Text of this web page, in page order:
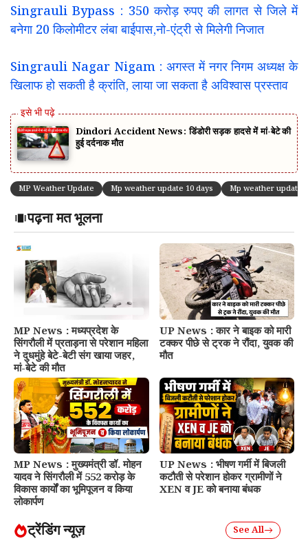
Singrauli Bypass : 350 करोड़ रुपए की लागत से जिले में
बनेगा 20 किलोमीटर लंबा बाईपास,नो-एंट्री से मिलेगी निजात
Singrauli Nagar Nigam : अगस्त में नगर निगम अध्यक्ष के
खिलाफ हो सकती है क्रांति, लाया जा सकता है अविश्वास प्रस्ताव
Dindori Accident News: डिंडोरी सड़क हादसे में मां-बेटे की
हुई दर्दनाक मौत
MP Weather Update Mp weather update 10 days Mp weather update
पढ़ना मत भूलना
MP News : मध्यप्रदेश के
सिंगरौली में प्रताड़ना से परेशान महिला
ने दुधमुंहे बेटे-बेटी संग खाया जहर,
मां-बेटे की मौत
UP News : कार ने बाइक को मारी
टक्कर पीछे से ट्रक ने रौंदा, युवक की
मौत
MP News : मुख्यमंत्री डॉ. मोहन
यादव ने सिंगरौली में 552 करोड़ के
विकास कार्यों का भूमिपूजन व किया
लोकार्पण
UP News : भीषण गर्मी में बिजली
कटौती से परेशान होकर ग्रामीणों ने
XEN व JE को बनाया बंधक
ट्रेंडिंग न्यूज़ See All